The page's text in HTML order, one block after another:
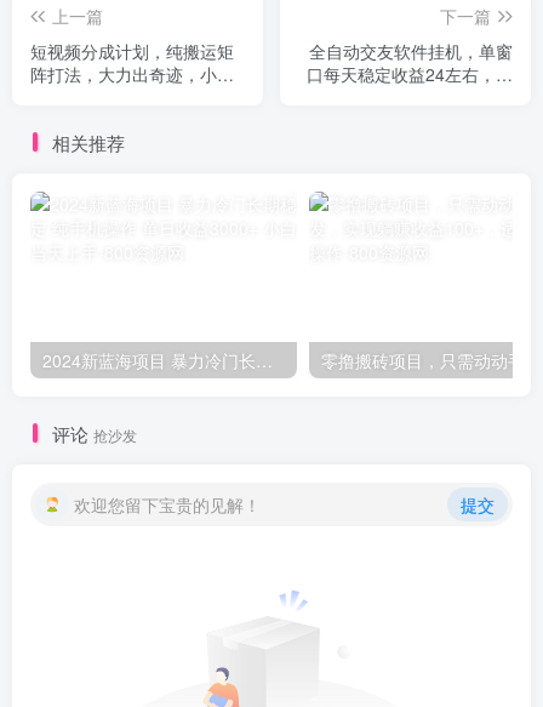
上一篇
短视频分成计划，纯搬运矩
阵打法，大力出奇迹，小白
下一篇
全自动交友软件挂机，单窗
口每天稳定收益24左右，提
相关推荐
评论 抢沙发
欢迎您留下宝贵的见解！ 提交